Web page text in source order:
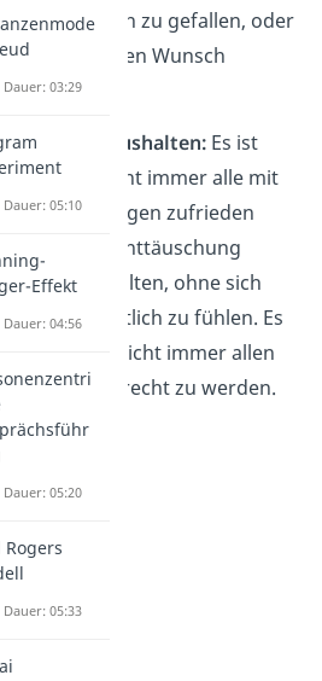
um anderen zu gefallen, oder
dem eigenen Wunsch
aushalten:Es ist
dass nicht immer alle mit
Entscheidungen zufrieden
Üben, die Enttäuschung
auszuhalten, ohne sich
verantwortlich zu fühlen. Es
in Ordnung, nicht immer allen
gerecht zu werden.
Dauer: 03:29
Dauer: 05:10
Effekt
04:56
Dauer: 05:20
Rogers
05:33